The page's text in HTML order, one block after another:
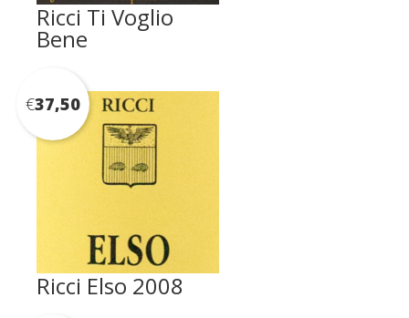
Ricci Ti Voglio
Bene
Ricci Elso 2008
€37,50